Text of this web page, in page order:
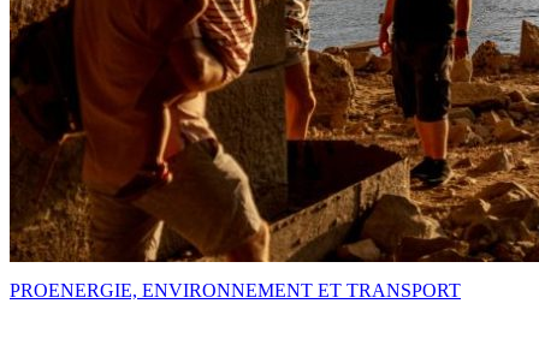
PROENERGIE, ENVIRONNEMENT ET TRANSPORT